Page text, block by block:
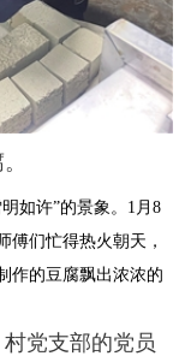
如许”的景象。1月8
傅们忙得热火朝天，
作的豆腐飘出浓浓的
党支部的党员